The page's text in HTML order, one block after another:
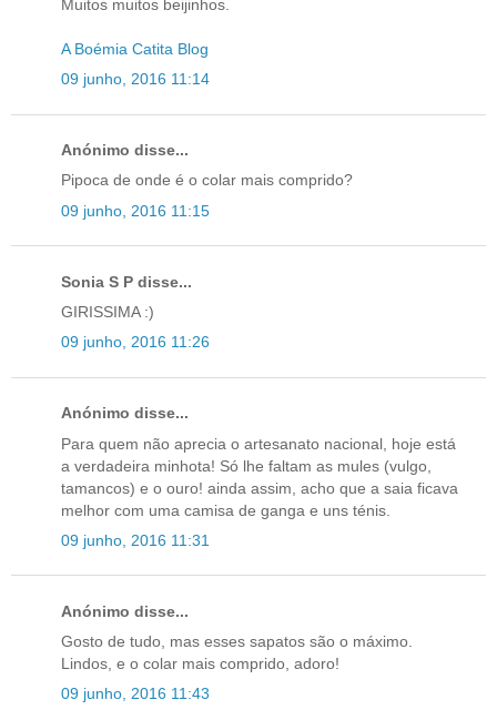
Muitos muitos beijinhos.
A Boémia Catita Blog
09 junho, 2016 11:14
Anónimo disse...
Pipoca de onde é o colar mais comprido?
09 junho, 2016 11:15
Sonia S P disse...
GIRISSIMA :)
09 junho, 2016 11:26
Anónimo disse...
Para quem não aprecia o artesanato nacional, hoje está
a verdadeira minhota! Só lhe faltam as mules (vulgo,
tamancos) e o ouro! ainda assim, acho que a saia ficava
melhor com uma camisa de ganga e uns ténis.
09 junho, 2016 11:31
Anónimo disse...
Gosto de tudo, mas esses sapatos são o máximo.
Lindos, e o colar mais comprido, adoro!
09 junho, 2016 11:43